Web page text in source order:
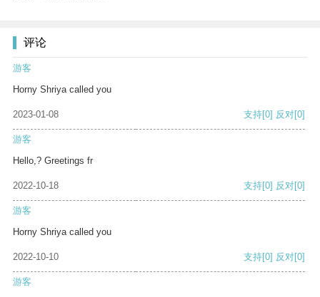
评论
游客
Horny Shriya called you
2023-01-08 支持[0] 反对[0]
游客
Hello,? Greetings fr
2022-10-18 支持[0] 反对[0]
游客
Horny Shriya called you
2022-10-10 支持[0] 反对[0]
游客